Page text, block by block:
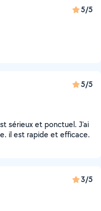
5/5
5/5
sérieux et ponctuel. J'ai
il est rapide et efficace.
3/5